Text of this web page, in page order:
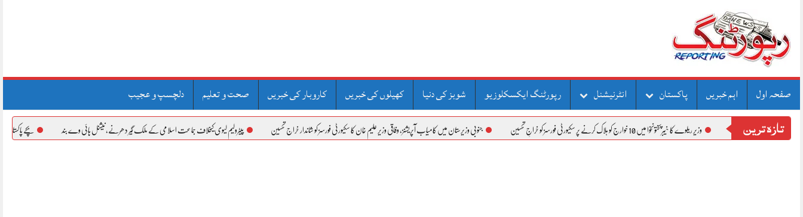
صفحہ اول اہم خبریں پاکستان انٹرنیشنل رپورٹنگ ایکسکلوزیو شوبز کی دنیا کھیلوں کی خبریں کاروبار کی خبریں صحت و تعلیم دلچسپ و عجیب
تازہ ترین
وزیر ریلوے کا خیبرپختونخوا میں 10 خوارج کو ہلاک کرنے پر سکیورٹی فورسز کو خراجِ تحسین جنوبی وزیرستان میں کامیاب آپریشنز، وفاقی وزیر علیم خان کا سکیورٹی فورسز کو شاندار خراج تحسین پیٹرولیم لیوی کیخلاف جماعت اسلامی کے ملک گیر دھرنے، نیشنل ہائی وے بند بچے پاکستان کا روشن مستقبل اور قوم کا قیمتی